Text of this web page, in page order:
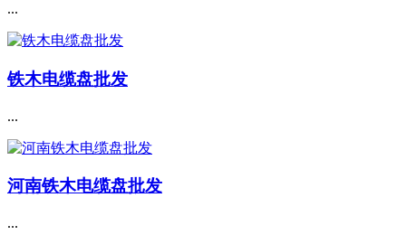
...
铁木电缆盘批发
...
河南铁木电缆盘批发
...